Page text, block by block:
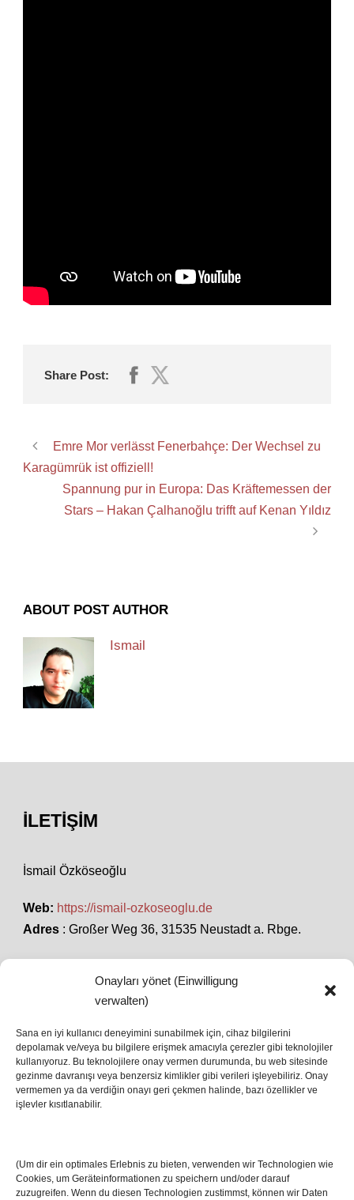
Onayları yönet (Einwilligung
verwalten)
Sana en iyi kullanıcı deneyimini sunabilmek için, cihaz bilgilerini
depolamak ve/veya bu bilgilere erişmek amacıyla çerezler gibi teknolojiler
kullanıyoruz. Bu teknolojilere onay vermen durumunda, bu web sitesinde
gezinme davranışı veya benzersiz kimlikler gibi verileri işleyebiliriz. Onay
vermemen ya da verdiğin onayı geri çekmen halinde, bazı özellikler ve
işlevler kısıtlanabilir.
(Um dir ein optimales Erlebnis zu bieten, verwenden wir Technologien wie
Cookies, um Geräteinformationen zu speichern und/oder darauf
zuzugreifen. Wenn du diesen Technologien zustimmst, können wir Daten
Share Post:
Emre Mor verlässt Fenerbahçe: Der Wechsel zu
Karagümrük ist offiziell!
Spannung pur in Europa: Das Kräftemessen der
Stars – Hakan Çalhanoğlu trifft auf Kenan Yıldız
ABOUT POST AUTHOR
Ismail
İLETIŞIM
İsmail Özköseoğlu
Web: https://ismail-ozkoseoglu.de
Adres : Großer Weg 36, 31535 Neustadt a. Rbge.
SON HABERLER
İstanbul’da Avrupa Ligi Finali: Freiburg ve Aston
Villa Boğaz’da Tarih Yazmaya Hazırlanıyor
08 May 2026
17 Nis 2026